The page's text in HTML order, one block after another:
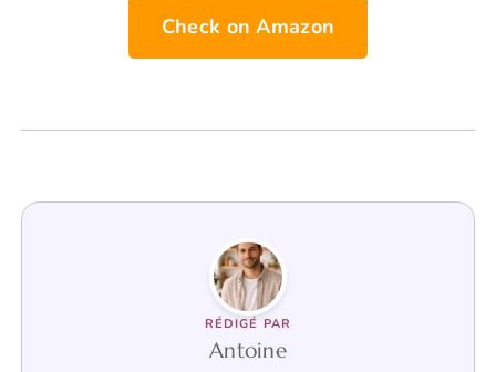
Check on Amazon
RÉDIGÉ PAR
Antoine